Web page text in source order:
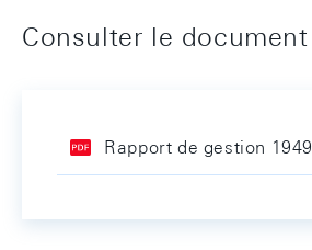
Consulter le document
Rapport de gestion 1949